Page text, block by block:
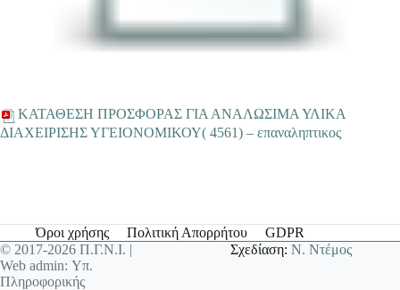
ΚΑΤΑΘΕΣΗ ΠΡΟΣΦΟΡΑΣ ΓΙΑ ΑΝΑΛΩΣΙΜΑ ΥΛΙΚΑ
ΔΙΑΧΕΙΡΙΣΗΣ ΥΓΕΙΟΝΟΜΙΚΟΥ( 4561) – επαναληπτικος
Όροι χρήσης Πολιτική Απορρήτου
GDPR
© 2017-2026 Π.Γ.Ν.Ι. |
Web admin: Υπ.
Πληροφορικής
Σχεδίαση:Ν. Ντέμος